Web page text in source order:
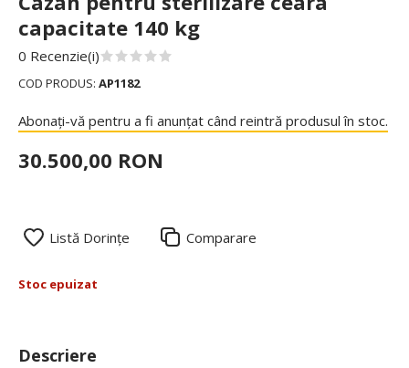
capacitate 140 kg
0 Recenzie(i)
COD PRODUS: AP1182
Abonați-vă pentru a fi anunțat când reintră produsul în stoc.
30.500,00 RON
Listă Dorințe Comparare
Stoc epuizat
Descriere